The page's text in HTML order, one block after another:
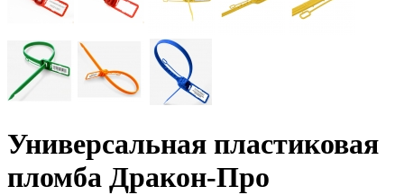
Универсальная пластиковая
пломба Дракон-Про